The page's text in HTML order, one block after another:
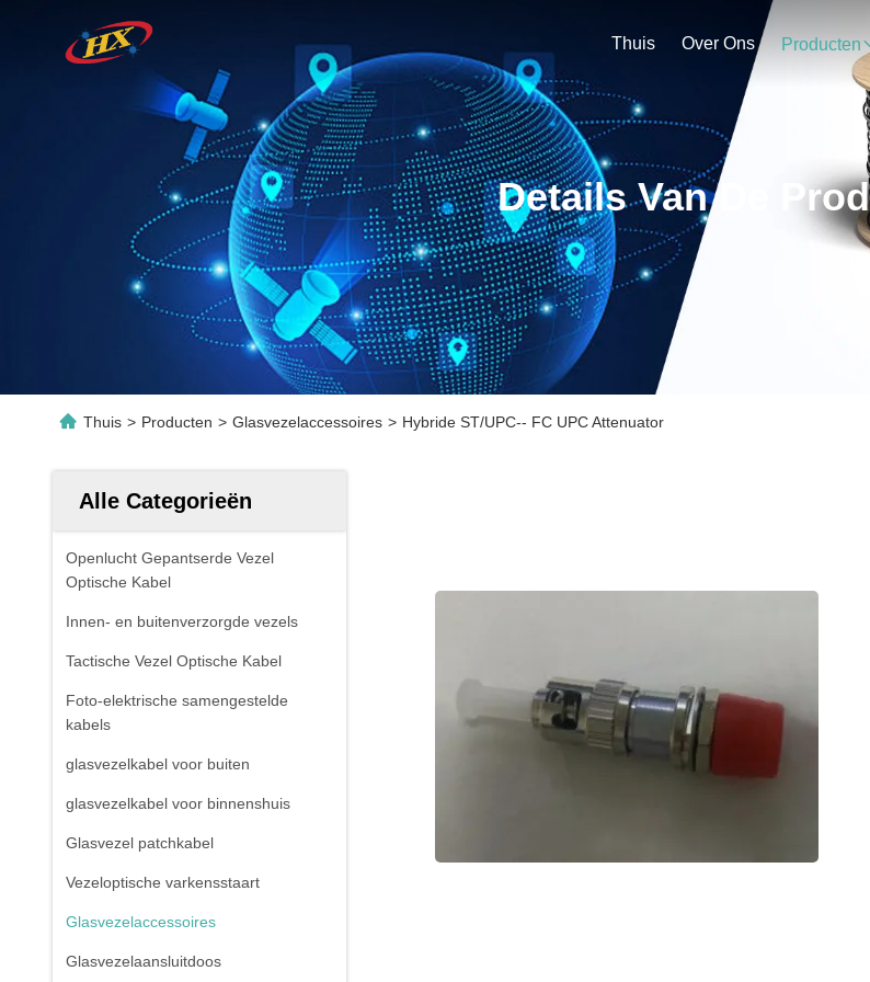
Thuis Over Ons Producten
Details Van De
Thuis > Producten > Glasvezelaccessoires > Hybride ST/UPC-- FC UPC Attenuator
Alle Categorieën
Openlucht Gepantserde Vezel
Optische Kabel
Innen- en buitenverzorgde vezels
Tactische Vezel Optische Kabel
Foto-elektrische samengestelde
kabels
glasvezelkabel voor buiten
glasvezelkabel voor binnenshuis
Glasvezel patchkabel
Vezeloptische varkensstaart
Glasvezelaccessoires
Glasvezelaansluitdoos